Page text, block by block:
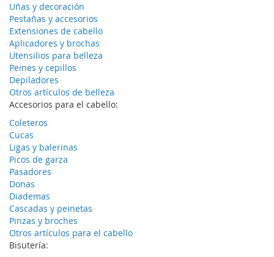
Uñas y decoración
Pestañas y accesorios
Extensiones de cabello
Aplicadores y brochas
Utensilios para belleza
Peines y cepillos
Depiladores
Otros artículos de belleza
Accesorios para el cabello:
Coleteros
Cucas
Ligas y balerinas
Picos de garza
Pasadores
Donas
Diademas
Cascadas y peinetas
Pinzas y broches
Otros artículos para el cabello
Bisutería: